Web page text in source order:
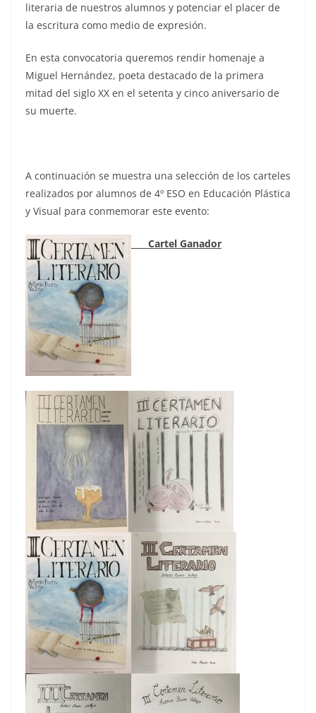
literaria de nuestros alumnos y potenciar el placer de
la escritura como medio de expresión.
En esta convocatoria queremos rendir homenaje a
Miguel Hernández, poeta destacado de la primera
mitad del siglo XX en el setenta y cinco aniversario de
su muerte.
A continuación se muestra una selección de los carteles
realizados por alumnos de 4º ESO en Educación Plástica
y Visual para conmemorar este evento:
Cartel Ganador